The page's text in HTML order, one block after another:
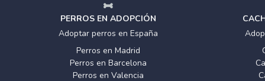
PERROS EN ADOPCIÓN
Adoptar perros en España
Perros en Madrid
Perros en Barcelona
Perros en Valencia